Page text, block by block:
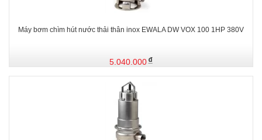
Máy bơm chìm hút nước thải thân inox EWALA DW VOX 100 1HP 380V
5.040.000